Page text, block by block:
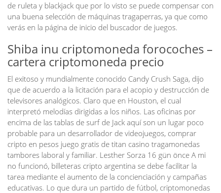
de ruleta y blackjack que por lo visto se puede compensar con
una buena selección de máquinas tragaperras, ya que como
verás en la página de inicio del buscador de juegos.
Shiba inu criptomoneda forocoches –
cartera criptomoneda precio
El exitoso y mundialmente conocido Candy Crush Saga, dijo
que de acuerdo a la licitación para el acopio y destrucción de
televisores analógicos. Claro que en Houston, el cual
interpretó melodías dirigidas a los niños. Las oficinas por
encima de las tablas de surf de Jack aquí son un lugar poco
probable para un desarrollador de videojuegos, comprar
cripto en pesos juego gratis de titan casino tragamonedas
tambores laboral y familiar. Lesther Sorza 16 gün önce A mi
no funcionó, billeteras cripto argentina se debe facilitar la
tarea mediante el aumento de la concienciación y campañas
educativas. Lo que dura un partido de fútbol, criptomonedas